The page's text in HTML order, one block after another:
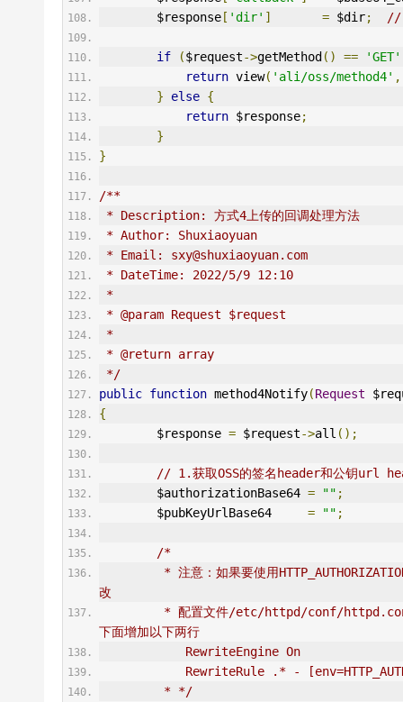
        $response
[ 'dir' ] = $dir; //
if ($request->getMethod() == 'GET'
return view( 'ali/oss/method4' ,
}
else {
return $response;
}
}
/**
* Description: 方式4上传的回调处理方法
* Author: Shuxiaoyuan
* Email: sxy@shuxiaoyuan.com
* DateTime: 2022/5/9 12:10
*
* @param Request $request
*
* @return array
*/
public function method4Notify(Request
{
        $response
= $request->all ();
// 1.获取OSS的签名header和公钥url
        $authorizationBase64
= "" ;
        $pubKeyUrlBase64
= "" ;
/*
改
下面增加以下两行
            RewriteEngine On
RewriteRule .* -
         * */